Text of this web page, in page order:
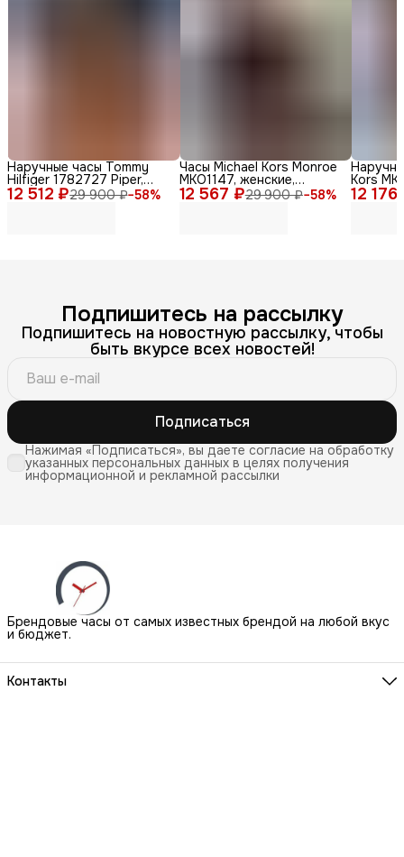
12 512 ₽29 900 ₽−58%
Наручные часы Tommy
Hilfiger 1782727 Piper,
женские, кварцевые, 12 567 ₽29 900 ₽−58%
Часы Michael Kors Monroe
MKO1147, женские,
кварцевые, дизайн Zebra 12 176
Kors
Подпишитесь на рассылку
Подпишитесь на новостную рассылку, чтобы
быть вкурсе всех новостей!
Подписаться
Нажимая «Подписаться», вы даете согласие на обработку
указанных персональных данных в целях получения
информационной и рекламной рассылки
Брендовые часы от самых известных брендой на любой вкус
и бюджет.
Контакты